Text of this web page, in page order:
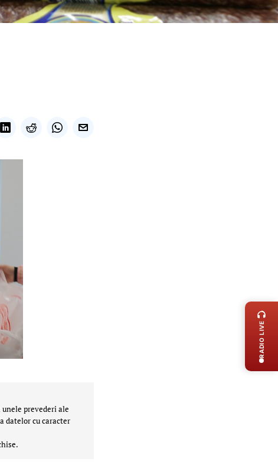
prevederi ale
datelor cu caracter
RADIO LIVE